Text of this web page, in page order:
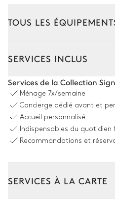
TOUS LES
Table
Salle à manger 2
SERVICES INCLUS
Services de la Collection
Ménage 7x/semaine
Concierge dédié avant et
Accueil personnalisé
Indispensables du
Recommandations et
SERVICES À LA CARTE